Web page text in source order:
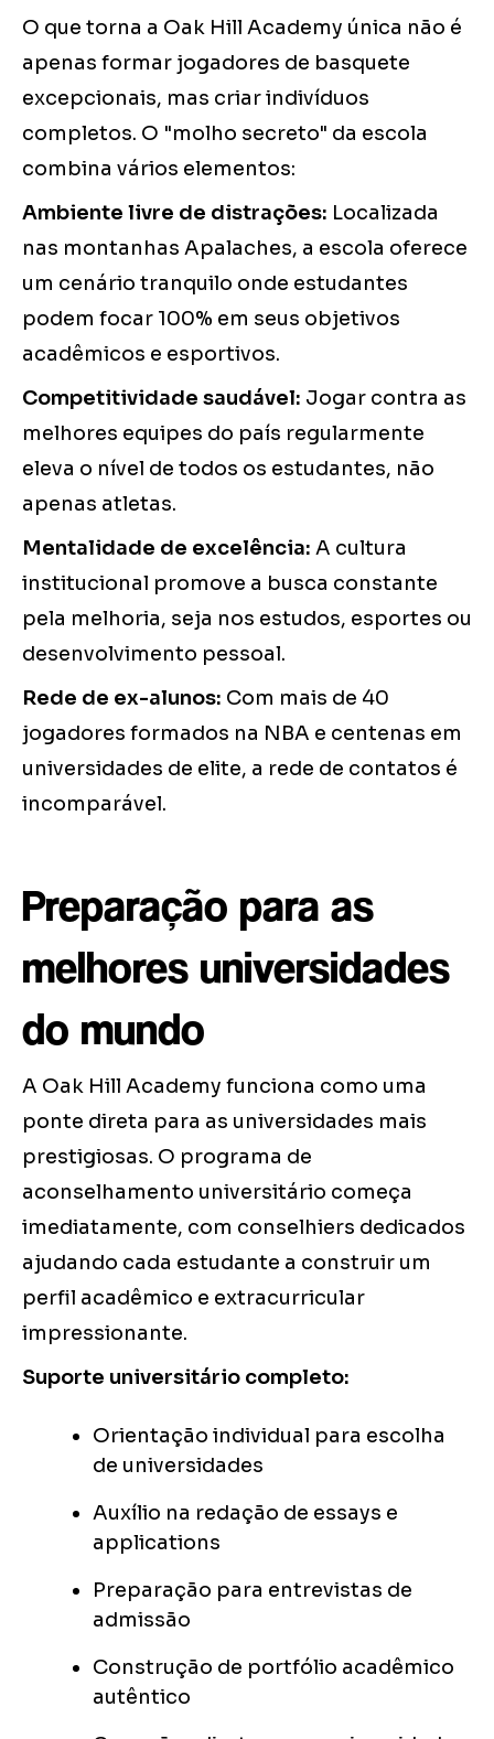
O que torna a Oak Hill Academy única não é
apenas formar jogadores de basquete
excepcionais, mas criar indivíduos
completos. O "molho secreto" da escola
combina vários elementos:
Ambiente livre de distrações: Localizada
nas montanhas Apalaches, a escola oferece
um cenário tranquilo onde estudantes
podem focar 100% em seus objetivos
acadêmicos e esportivos.
Competitividade saudável: Jogar contra as
melhores equipes do país regularmente
eleva o nível de todos os estudantes, não
apenas atletas.
Mentalidade de excelência: A cultura
institucional promove a busca constante
pela melhoria, seja nos estudos, esportes ou
desenvolvimento pessoal.
Rede de ex-alunos: Com mais de 40
jogadores formados na NBA e centenas em
universidades de elite, a rede de contatos é
incomparável.
Preparação para as
melhores universidades
do mundo
A Oak Hill Academy funciona como uma
ponte direta para as universidades mais
prestigiosas. O programa de
aconselhamento universitário começa
imediatamente, com conselhiers dedicados
ajudando cada estudante a construir um
perfil acadêmico e extracurricular
impressionante.
Suporte universitário completo:
Orientação individual para escolha
de universidades
Auxílio na redação de essays e
applications
Preparação para entrevistas de
admissão
Construção de portfólio acadêmico
autêntico